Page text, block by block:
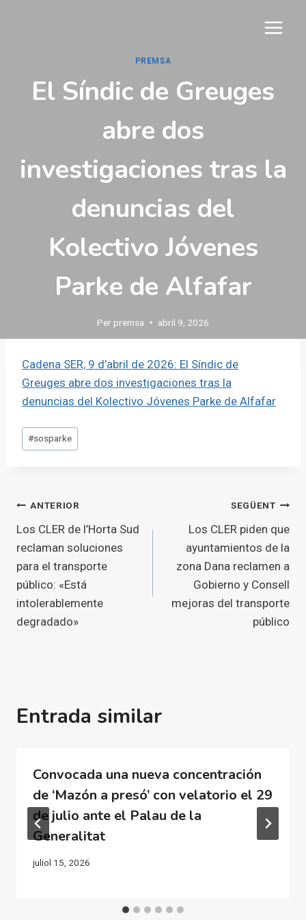
PREMSA
El Síndic de Greuges
abre dos
investigaciones tras la
denuncias del
Kolectivo Jóvenes
Parke de Alfafar
Per premsa abril 9, 2026
Cadena SER, 9 d’abril de 2026: El Síndic de
Greuges abre dos investigaciones tras la
denuncias del Kolectivo Jóvenes Parke de Alfafar
Etiquetes
d'entrada
#sosparke
Navegació
d'entrades
ANTERIOR
Los CLER de l’Horta Sud
reclaman soluciones
para el transporte
público: «Está
intolerablemente
degradado»
SEGÜENT
Los CLER piden que
ayuntamientos de la
zona Dana reclamen a
Gobierno y Consell
mejoras del transporte
público
Entrada similar
Convocada una nueva concentración
de ‘Mazón a presó’ con velatorio el 29
de julio ante el Palau de la
Generalitat
juliol 15, 2026